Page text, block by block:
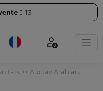
J-13
>> Auctav Arabian